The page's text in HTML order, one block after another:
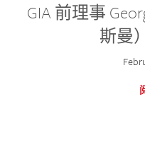
GIA 前理事
斯曼